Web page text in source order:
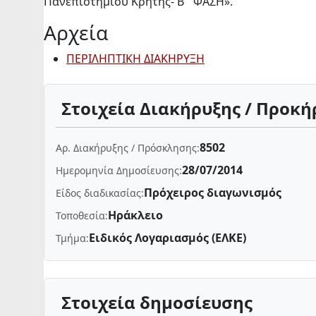
Αρχεία
ΠΕΡΙΛΗΠΤΙΚΗ ΔΙΑΚΗΡΥΞΗ
Στοιχεία Διακήρυξης /
Αρ. Διακήρυξης / Πρόσκλησης:8502
Ημερομηνία Δημοσίευσης:28/07/2014
Είδος διαδικασίας:Πρόχειρος διαγωνισμός
Τοποθεσία:Ηράκλειο
Τμήμα:Ειδικός Λογαριασμός (ΕΛΚΕ)
Στοιχεία δημοσίευσης